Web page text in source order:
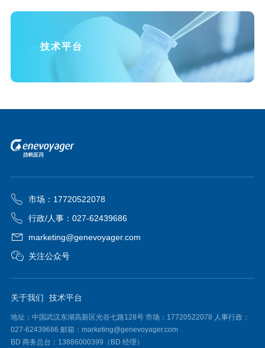
技术平台
市场：17720522078
行政/人事：027-62439686
marketing@genevoyager.com
关注公众号
关于我们 技术平台
地址：中国武汉东湖高新区光谷七路128号 市场：17720522078 人事行政：
027-62439686 邮箱：marketing@genevoyager.com
BD 商务总台：13886000399（BD 经理）